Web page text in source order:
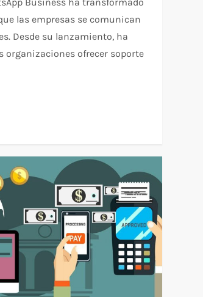
las empresas se comunican
Desde su lanzamiento, ha
organizaciones ofrecer soporte